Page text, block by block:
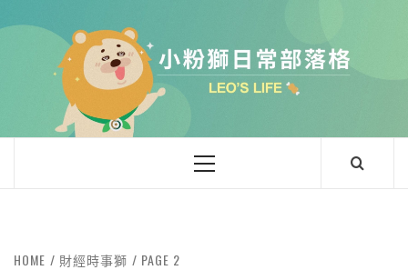
to
小粉獅日常
LEO'Ｓ LIFE
Primary
HOME 財經時事獅 PAGE 2